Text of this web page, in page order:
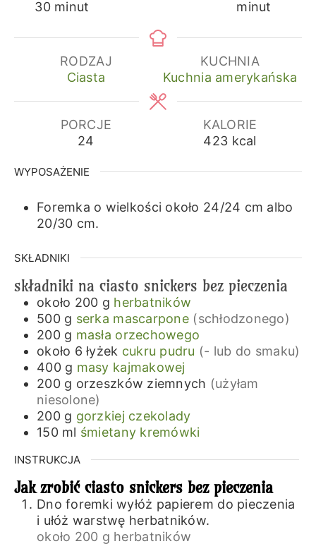
30minuty
minut minut
RODZAJ
Ciasta
KUCHNIA
Kuchnia amerykańska
PORCJE
24
KALORIE
423 kcal
WYPOSAŻENIE
Foremka o wielkości około 24/24 cm albo
20/30 cm.
SKŁADNIKI
składniki na ciasto snickers bez pieczenia
około 200 g herbatników
500 g serka mascarpone (schłodzonego)
200 g masła orzechowego
około 6łyżek cukru pudru (- lub do smaku)
400 g masy kajmakowej
200 g orzeszków ziemnych (użyłam
niesolone)
200 g gorzkiej czekolady
150 ml śmietany kremówki
INSTRUKCJA
Jak zrobić ciasto snickers bez pieczenia
Dno foremki wyłóż papierem do pieczenia
i ułóż warstwę herbatników.
około 200 g herbatników